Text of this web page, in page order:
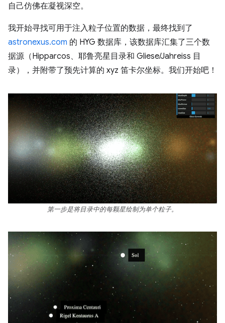
自己仿佛在凝视深空。
我开始寻找可用于注入粒子位置的数据，最终找到了
astronexus.com 的 HYG 数据库，该数据库汇集了三个数
据源（Hipparcos、耶鲁亮星目录和 Gliese/Jahreiss 目
录），并附带了预先计算的 xyz 笛卡尔坐标。我们开始吧！
第一步是将目录中的每颗星绘制为单个粒子。